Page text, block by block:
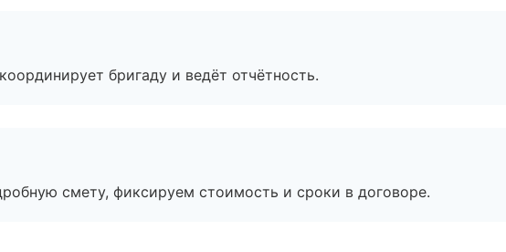
бригаду и ведёт отчётность.
смету, фиксируем стоимость и сроки в договоре.